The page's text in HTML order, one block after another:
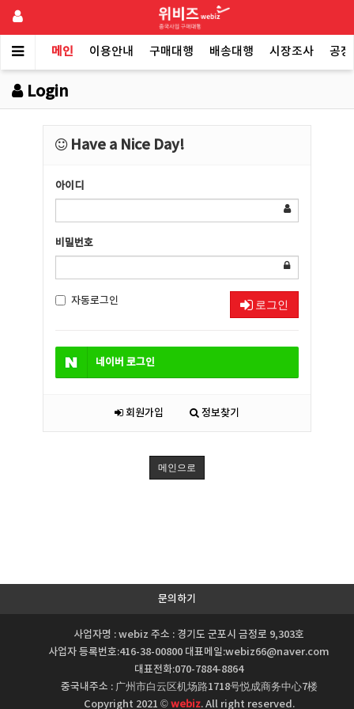
메인 이용안내 구매대행 배송대행 시장조사 공
Login
Have a Nice Day!
아이디
비밀번호
자동로그인 로그인
네이버 로그인
회원가입 정보찾기
메인으로
문의하기
사업자명 : webiz 주소 : 경기도 군포시 금정로 9,303호
사업자 등록번호:416-38-00800 대표메일:webiz66@naver.com
대표전화:070-7884-8864
중국내주소 : 广州市白云区机场路1718号悦成商务中心7楼
Copyright 2021 ©webiz. All right reserved.